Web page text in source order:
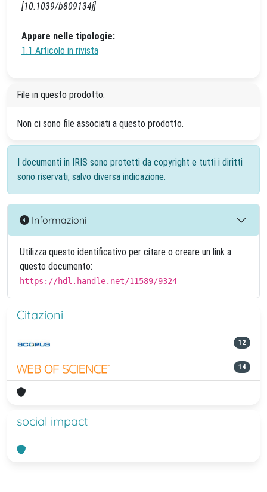
[10.1039/b809134j]
Appare nelle tipologie:
1.1 Articolo in rivista
File in questo prodotto:
Non ci sono file associati a questo prodotto.
I documenti in IRIS sono protetti da copyright e tutti i diritti
sono riservati, salvo diversa indicazione.
Informazioni
Utilizza questo identificativo per citare o creare un link a
questo documento:
https://hdl.handle.net/11589/9324
Citazioni
12
14
social impact